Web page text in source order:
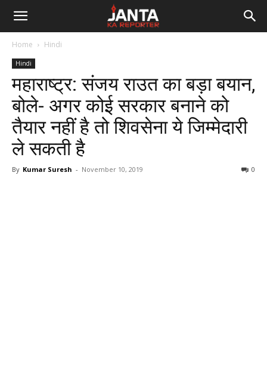
Janta
Reporter
Home Hindi
Hindi
महाराष्ट्र: संजय राउत का बड़ा बयान,
बोले- अगर कोई सरकार बनाने को
तैयार नहीं है तो शिवसेना ये जिम्मेदारी
ले सकती है
By Kumar Suresh - November 10, 2019 0